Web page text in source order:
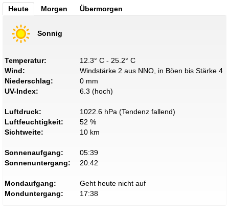
Heute Morgen Übermorgen
Sonnig
Temperatur:
12.3° C - 25.2° C
Wind:
Windstärke 2 aus NNO, in Böen bis Stärke 4
Niederschlag:
0 mm
UV-Index:
6.3 (hoch)
Luftdruck:
1022.6 hPa (Tendenz fallend)
Luftfeuchtigkeit:
52 %
Sichtweite:
10 km
Sonnenaufgang:
05:39
Sonnenuntergang:
20:42
Mondaufgang:
Geht heute nicht auf
Monduntergang:
17:38